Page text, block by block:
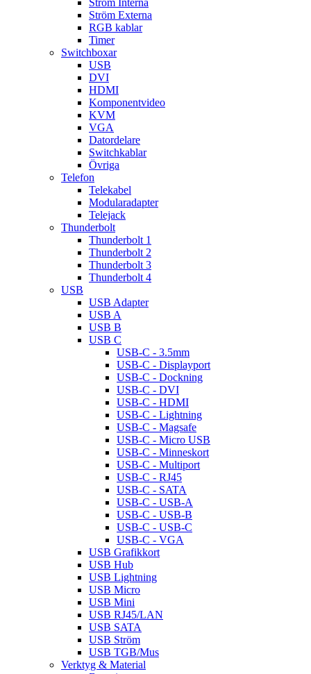
Ström Interna
Ström Externa
RGB kablar
Timer
Switchboxar
USB
DVI
HDMI
Komponentvideo
KVM
VGA
Datordelare
Switchkablar
Övriga
Telefon
Telekabel
Modularadapter
Telejack
Thunderbolt
Thunderbolt 1
Thunderbolt 2
Thunderbolt 3
Thunderbolt 4
USB
USB Adapter
USB A
USB B
USB C
USB-C - 3.5mm
USB-C - Displayport
USB-C - Dockning
USB-C - DVI
USB-C - HDMI
USB-C - Lightning
USB-C - Magsafe
USB-C - Micro USB
USB-C - Minneskort
USB-C - Multiport
USB-C - RJ45
USB-C - SATA
USB-C - USB-A
USB-C - USB-B
USB-C - USB-C
USB-C - VGA
USB Grafikkort
USB Hub
USB Lightning
USB Micro
USB Mini
USB RJ45/LAN
USB SATA
USB Ström
USB TGB/Mus
Verktyg & Material